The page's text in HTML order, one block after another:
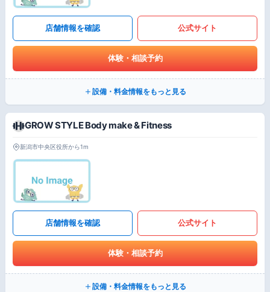
店舗情報を確認 公式サイト
体験・相談予約
設備・料金情報をもっと見る
GROW STYLE Body make & Fitness
新潟市中央区役所から1m
店舗情報を確認 公式サイト
体験・相談予約
設備・料金情報をもっと見る